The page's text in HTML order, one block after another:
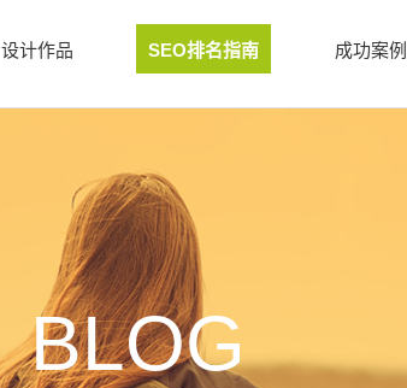
设计作品 SEO排名指南 成功案例
BLOG